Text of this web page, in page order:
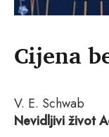
Cijena
V. E. Schwab
Nevidljivi život